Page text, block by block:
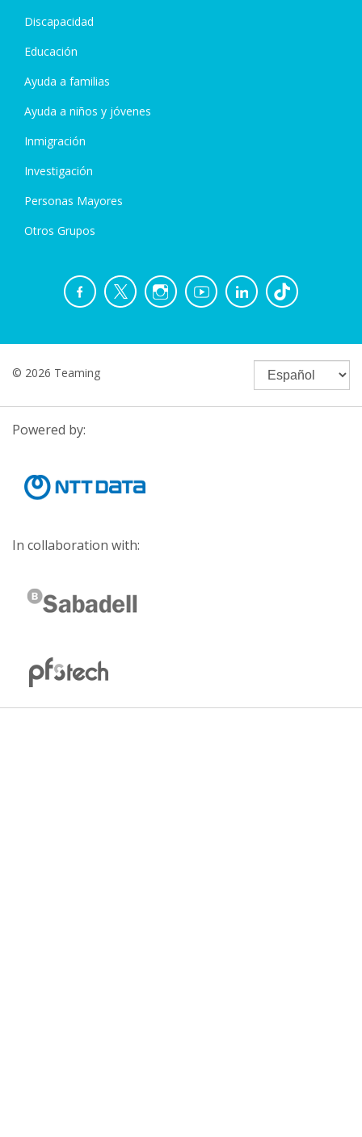
Discapacidad
Educación
Ayuda a familias
Ayuda a niños y jóvenes
Inmigración
Investigación
Personas Mayores
Otros Grupos
© 2026 Teaming
Powered by:
In collaboration with: